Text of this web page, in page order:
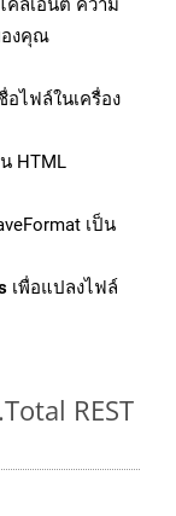
คลเอนต์ ความ
องคุณ
อไฟล์ในเครื่อง
HTML
เป็น
เพื่อแปลงไฟล์
REST